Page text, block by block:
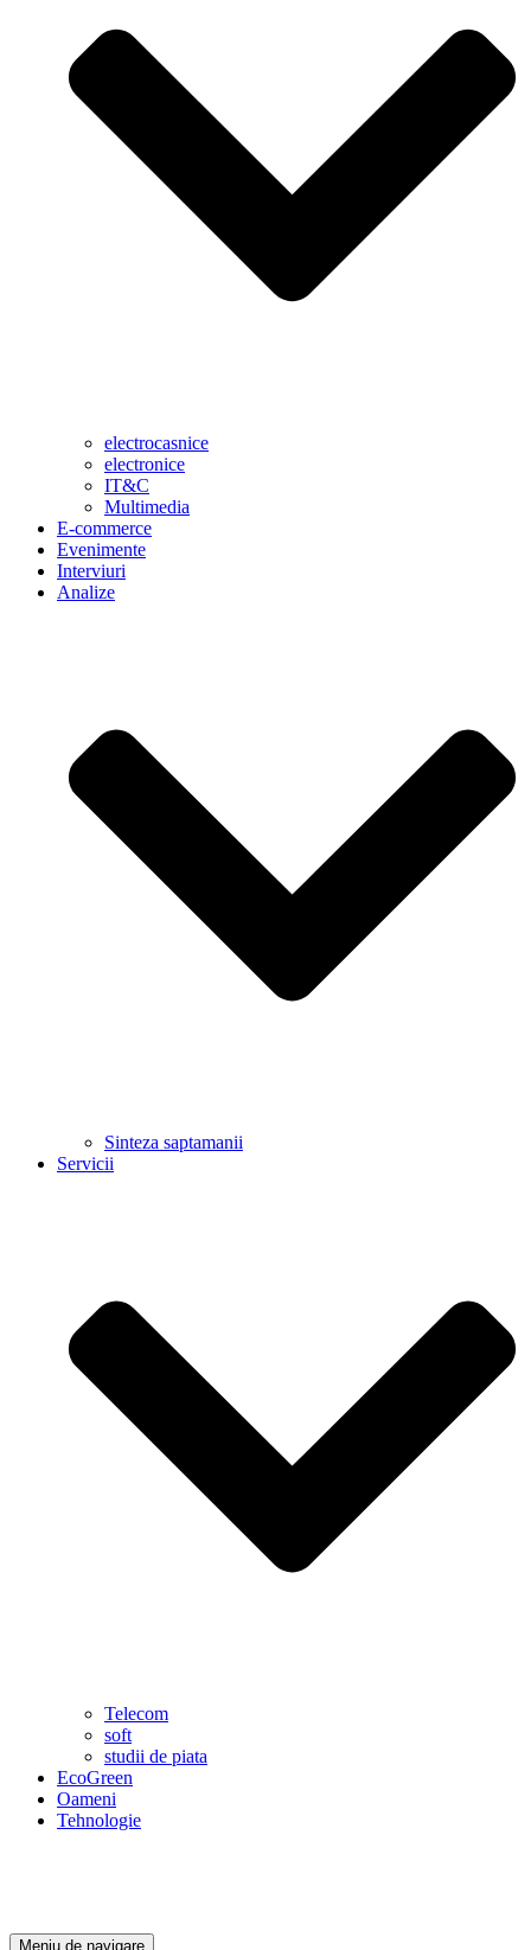
electrocasnice
electronice
IT&C
Multimedia
E-commerce
Evenimente
Interviuri
Analize
Sinteza saptamanii
Servicii
Telecom
soft
studii de piata
EcoGreen
Oameni
Tehnologie
Meniu de navigare